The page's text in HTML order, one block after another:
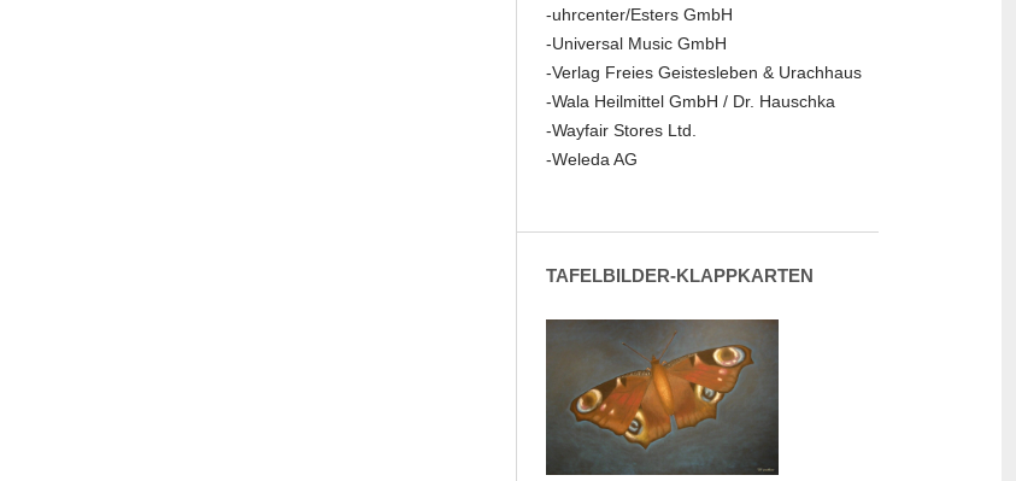
-uhrcenter/Esters GmbH
-Universal Music GmbH
-Verlag Freies Geistesleben & Urachhaus
-Wala Heilmittel GmbH / Dr. Hauschka
-Wayfair Stores Ltd.
-Weleda AG
TAFELBILDER-KLAPPKARTEN